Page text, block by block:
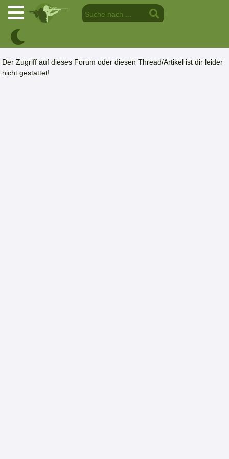
Der Zugriff auf dieses Forum oder diesen Thread/Artikel ist dir leider
nicht gestattet!